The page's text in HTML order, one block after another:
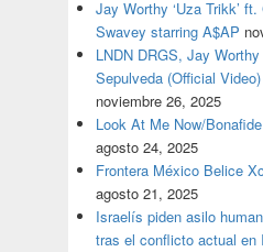
Jay Worthy ‘Uza Trikk’
Swavey starring A$AP
LNDN DRGS, Jay
Sepulveda (Official
noviembre 26, 2025
Look At Me Now/
agosto 24, 2025
Frontera México Belice
agosto 21, 2025
Israelís piden asilo
tras el conflicto actual en